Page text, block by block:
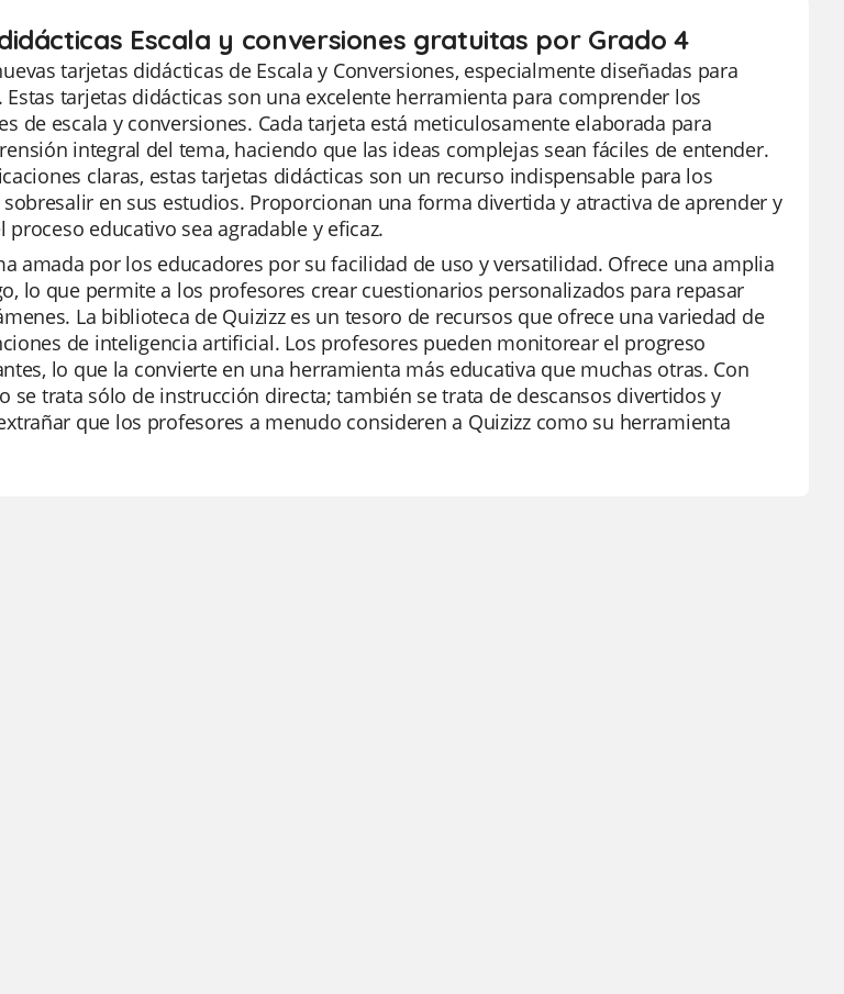
Escala y conversiones gratuitas por Grado 4
tarjetas didácticas de Escala y Conversiones, especialmente diseñadas para
Estas tarjetas didácticas son una excelente herramienta para comprender los
de escala y conversiones. Cada tarjeta está meticulosamente elaborada para
integral del tema, haciendo que las ideas complejas sean fáciles de entender.
claras, estas tarjetas didácticas son un recurso indispensable para los
en sus estudios. Proporcionan una forma divertida y atractiva de aprender y
proceso educativo sea agradable y eficaz.
amada por los educadores por su facilidad de uso y versatilidad. Ofrece una amplia
lo que permite a los profesores crear cuestionarios personalizados para repasar
La biblioteca de Quizizz es un tesoro de recursos que ofrece una variedad de
de inteligencia artificial. Los profesores pueden monitorear el progreso
lo que la convierte en una herramienta más educativa que muchas otras. Con
se trata sólo de instrucción directa; también se trata de descansos divertidos y
que los profesores a menudo consideren a Quizizz como su herramienta